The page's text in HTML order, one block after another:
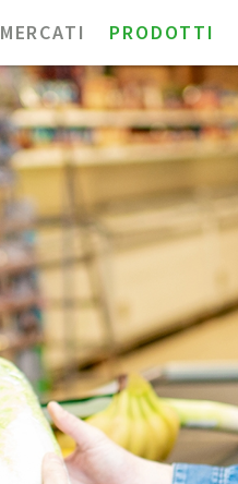
MERCATI PRODOTTI